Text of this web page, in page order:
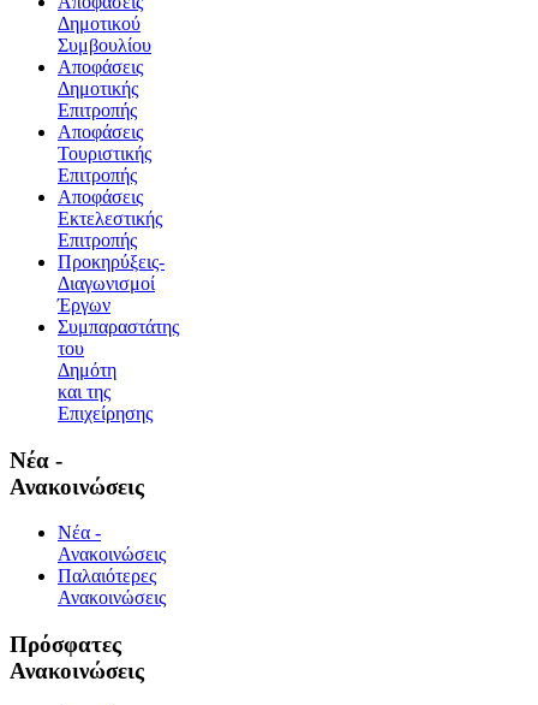
Δημοτικού
Συμβουλίου
Αποφάσεις
Δημοτικής
Επιτροπής
Αποφάσεις
Τουριστικής
Επιτροπής
Αποφάσεις
Εκτελεστικής
Επιτροπής
Προκηρύξεις-
Διαγωνισμοί
Έργων
Συμπαραστάτης
του
Δημότη
και της
Επιχείρησης
Νέα -
Ανακοινώσεις
Νέα -
Ανακοινώσεις
Παλαιότερες
Ανακοινώσεις
Πρόσφατες
Ανακοινώσεις